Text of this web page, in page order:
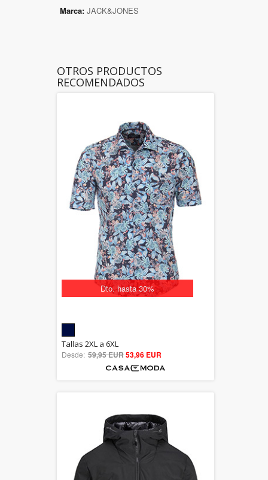
Marca: JACK&JONES
OTROS PRODUCTOS
RECOMENDADOS
Dto. hasta 30%
5.00
out of 5
Tallas 2XL a 6XL
Desde: 59,95 EUR53,96 EUR